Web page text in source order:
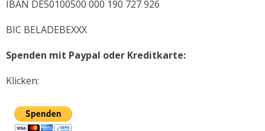
IBAN DE50100500 000 190 727 926
BIC BELADEBEXXX
Spenden mit Paypal oder Kreditkarte:
Klicken: